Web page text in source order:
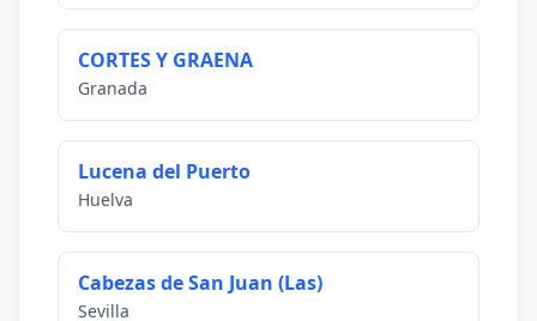
CORTES Y GRAENA
Granada
Lucena del Puerto
Huelva
Cabezas de San Juan (Las)
Sevilla